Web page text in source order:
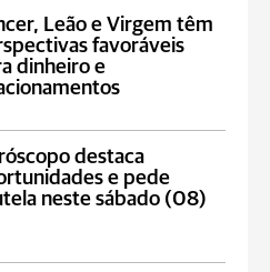
Leão e Virgem têm
favoráveis
dinheiro e
destaca
e pede
neste sábado (08)